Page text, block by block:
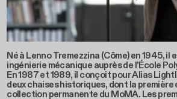
Né à Lenno Tremezzina (Côme) en 1945, il
ingénierie mécanique auprès de l'École
En 1987 et 1989, il conçoit pour Alias
deux chaises historiques, dont la première
collection permanente du MoMA. Les